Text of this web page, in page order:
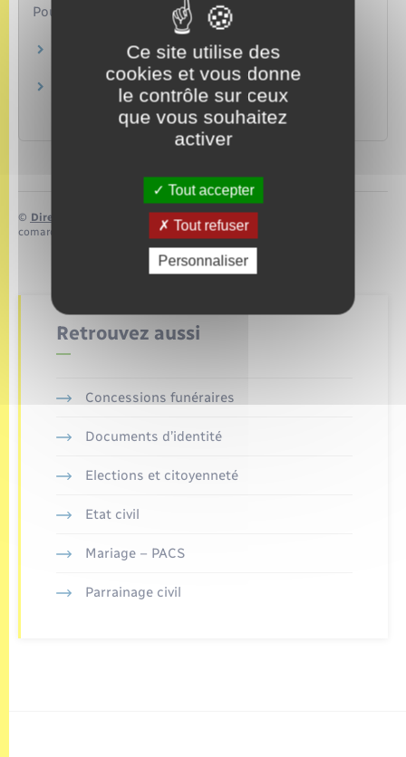
Pour en savoir plus
Aides pour covoiturer au quotidien
Ministère chargé de l'environnement
Le bonus-malus écologique et la prime à la
conversion
Ministère chargé des transports
© Direction de l’information légale et administrative
comarquage developpé par baseo.io
Retrouvez aussi
Concessions funéraires
Documents d’identité
Elections et citoyenneté
Etat civil
Mariage – PACS
Parrainage civil
Ce site utilise des
cookies et vous donne
le contrôle sur ceux
que vous souhaitez
activer
Tout accepter
Tout refuser
Personnaliser